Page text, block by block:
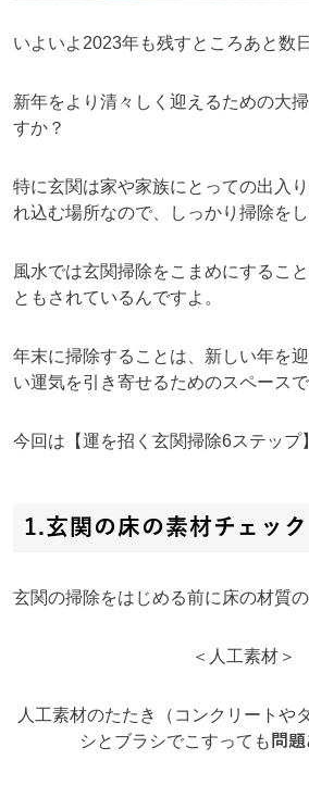
いよいよ2023年も残すところあと数
新年をより清々しく迎えるための大
すか？
特に玄関は家や家族にとっての出入
れ込む場所なので、しっかり掃除をし
風水では玄関掃除をこまめにするこ
ともされているんですよ。
年末に掃除することは、新しい年を
い運気を引き寄せるためのスペースで
今回は【運を招く玄関掃除6ステップ
1.玄関の床の素材チェック
玄関の掃除をはじめる前に床の材質
＜人工素材＞
人工素材のたたき（コンクリートや
シとブラシでこすっても 問